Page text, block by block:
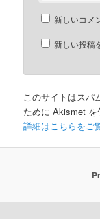
新しいコメ
新しい投稿
このサイトはスパ
ために Akismet を
詳細はこちらをご